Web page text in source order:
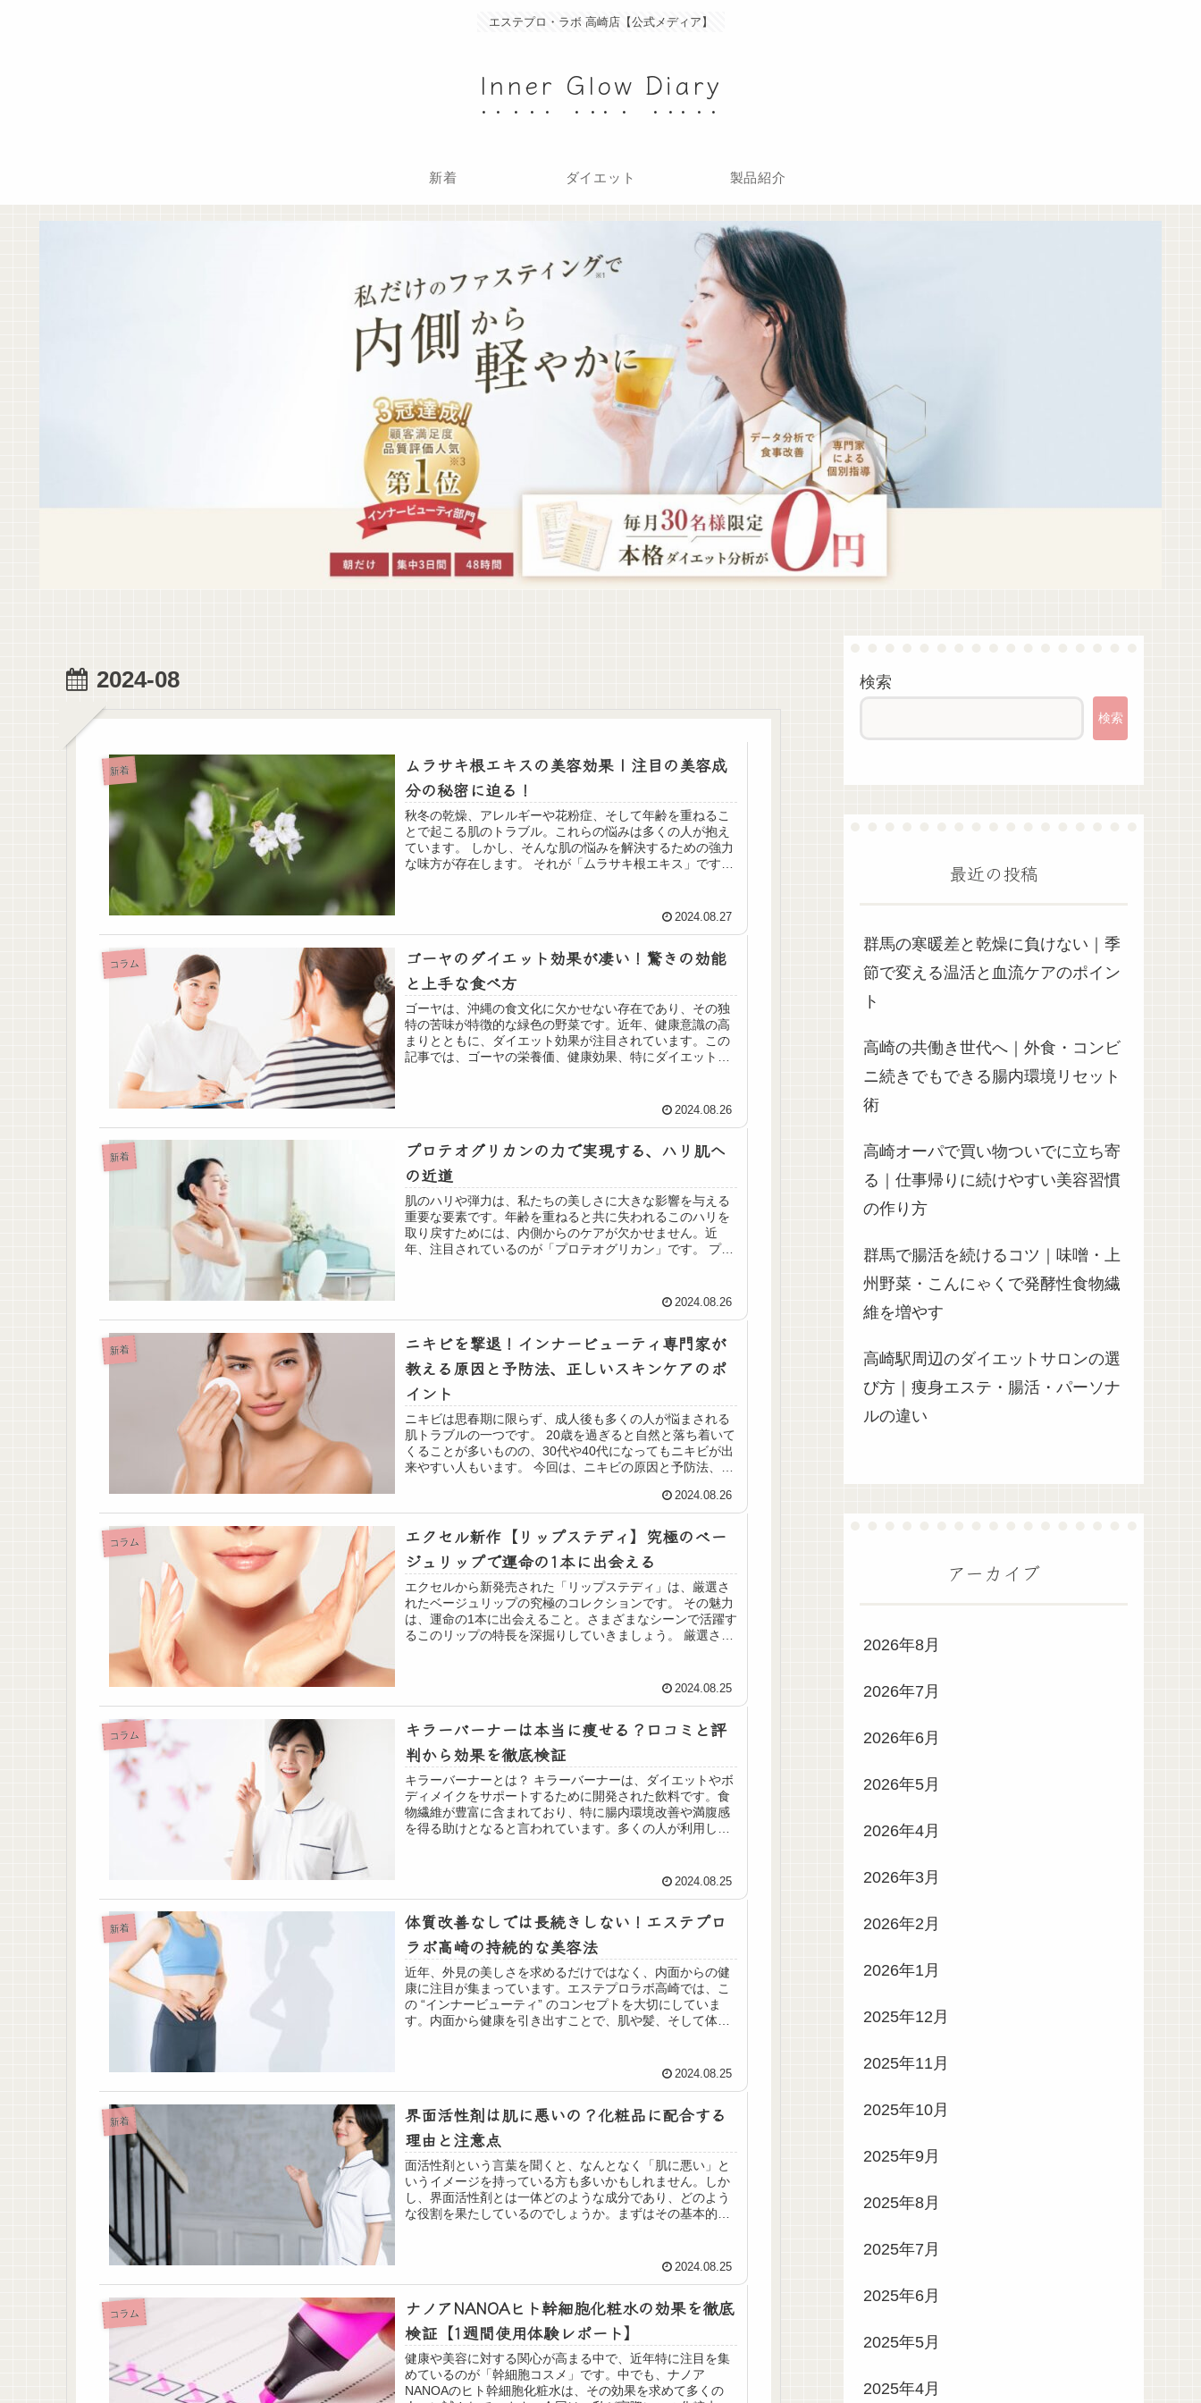
エステプロ・ラボ 高崎店【公式メディア】
Inner Glow Diary
新着 ダイエット 製品紹介
2024-08
新着
ムラサキ根エキスの美容効果 | 注目の美容成
分の秘密に迫る！
秋冬の乾燥、アレルギーや花粉症、そして年齢を重ねるこ
とで起こる肌のトラブル。これらの悩みは多くの人が抱え
ています。 しかし、そんな肌の悩みを解決するための強力
な味方が存在します。 それが「ムラサキ根エキス」です。
2024.08.27
コラム
ゴーヤのダイエット効果が凄い！驚きの効能
と上手な食べ方
ゴーヤは、沖縄の食文化に欠かせない存在であり、その独
特の苦味が特徴的な緑色の野菜です。近年、健康意識の高
まりとともに、ダイエット効果が注目されています。この
記事では、ゴーヤの栄養価、健康効果、特にダイエットに
2024.08.26
新着
プロテオグリカンの力で実現する、ハリ肌へ
の近道
肌のハリや弾力は、私たちの美しさに大きな影響を与える
重要な要素です。年齢を重ねると共に失われるこのハリを
取り戻すためには、内側からのケアが欠かせません。近
年、注目されているのが「プロテオグリカン」です。 プロ
2024.08.26
新着
ニキビを撃退！インナービューティ専門家が
教える原因と予防法、正しいスキンケアのポ
イント
ニキビは思春期に限らず、成人後も多くの人が悩まされる
肌トラブルの一つです。 20歳を過ぎると自然と落ち着いて
くることが多いものの、30代や40代になってもニキビが出
来やすい人もいます。 今回は、ニキビの原因と予防法、そ
2024.08.26
コラム
エクセル新作【リップステディ】究極のベー
ジュリップで運命の1本に出会える
エクセルから新発売された「リップステディ」は、厳選さ
れたベージュリップの究極のコレクションです。 その魅力
は、運命の1本に出会えること。さまざまなシーンで活躍す
るこのリップの特長を深掘りしていきましょう。 厳選され
2024.08.25
コラム
キラーバーナーは本当に痩せる？口コミと評
判から効果を徹底検証
キラーバーナーとは？ キラーバーナーは、ダイエットやボ
ディメイクをサポートするために開発された飲料です。食
物繊維が豊富に含まれており、特に腸内環境改善や満腹感
を得る助けとなると言われています。多くの人が利用して
2024.08.25
新着
体質改善なしでは長続きしない！エステプロ
ラボ高崎の持続的な美容法
近年、外見の美しさを求めるだけではなく、内面からの健
康に注目が集まっています。エステプロラボ高崎では、こ
の “インナービューティ” のコンセプトを大切にしていま
す。内面から健康を引き出すことで、肌や髪、そして体全
2024.08.25
新着
界面活性剤は肌に悪いの？化粧品に配合する
理由と注意点
面活性剤という言葉を聞くと、なんとなく「肌に悪い」と
いうイメージを持っている方も多いかもしれません。しか
し、界面活性剤とは一体どのような成分であり、どのよう
な役割を果たしているのでしょうか。まずはその基本的な
2024.08.25
コラム
ナノアNANOAヒト幹細胞化粧水の効果を徹底
検証【1週間使用体験レポート】
健康や美容に対する関心が高まる中で、近年特に注目を集
めているのが「幹細胞コスメ」です。中でも、ナノア
NANOAのヒト幹細胞化粧水は、その効果を求めて多くの
検索
検索
最近の投稿
群馬の寒暖差と乾燥に負けない｜季
節で変える温活と血流ケアのポイン
ト
高崎の共働き世代へ｜外食・コンビ
ニ続きでもできる腸内環境リセット
術
高崎オーパで買い物ついでに立ち寄
る｜仕事帰りに続けやすい美容習慣
の作り方
群馬で腸活を続けるコツ｜味噌・上
州野菜・こんにゃくで発酵性食物繊
維を増やす
高崎駅周辺のダイエットサロンの選
び方｜痩身エステ・腸活・パーソナ
ルの違い
アーカイブ
2026年8月
2026年7月
2026年6月
2026年5月
2026年4月
2026年3月
2026年2月
2026年1月
2025年12月
2025年11月
2025年10月
2025年9月
2025年8月
2025年7月
2025年6月
2025年5月
2025年4月